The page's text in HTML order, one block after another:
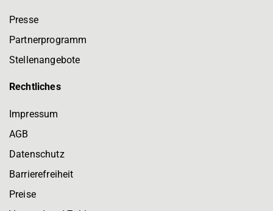
Presse
Partnerprogramm
Stellenangebote
Rechtliches
Impressum
AGB
Datenschutz
Barrierefreiheit
Preise